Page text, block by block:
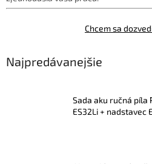
Chcem sa
Najpredávanejšie
Sada aku ručná píla
ES32Li + nadstavec